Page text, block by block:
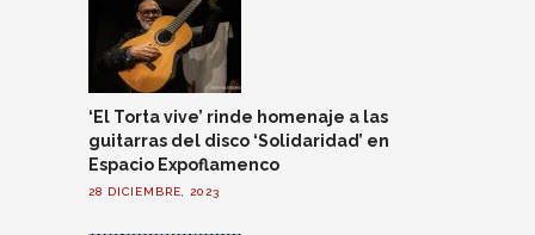
‘El Torta vive’ rinde homenaje a las
guitarras del disco ‘Solidaridad’ en
Espacio Expoflamenco
28 DICIEMBRE, 2023